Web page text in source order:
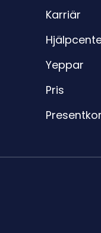
Karriär
Yeppar
Pris